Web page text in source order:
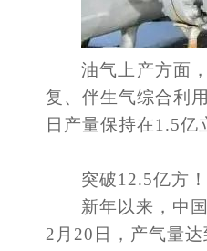
油气上产方面
复、伴生气综合利
日产量保持在1.5
突破12.5亿方
新年以来，中
2月20日，产气量